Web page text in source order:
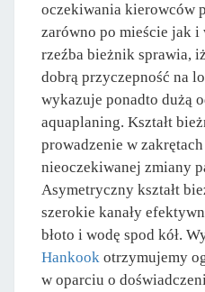
oczekiwania kierowców
zarówno po mieście jak i
rzeźba bieżnik sprawia,
dobrą przyczepność na
wykazuje ponadto dużą
aquaplaning. Kształt
prowadzenie w
nieoczekiwanej zmiany
Asymetryczny kształt
szerokie kanały
błoto i wodę spod kół.
Hankook otrzymujemy
w oparciu o